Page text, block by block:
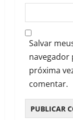
Salvar
navegador
próxima
comentar.